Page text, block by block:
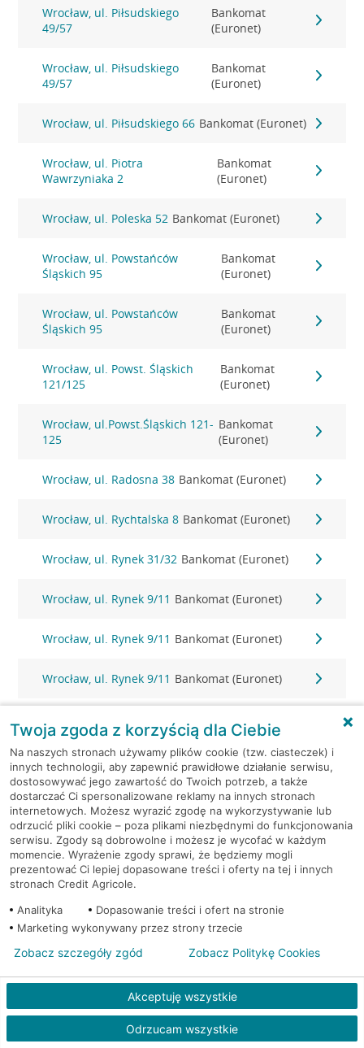
Wrocław, ul. Piłsudskiego
49/57
Bankomat
(Euronet)
Wrocław, ul. Piłsudskiego
49/57
Bankomat
(Euronet)
Wrocław, ul. Piłsudskiego 66 Bankomat (Euronet)
Wrocław, ul. Piotra
Wawrzyniaka 2
Bankomat
(Euronet)
Wrocław, ul. Poleska 52 Bankomat (Euronet)
Wrocław, ul. Powstańców
Śląskich 95
Bankomat
(Euronet)
Wrocław, ul. Powstańców
Śląskich 95
Bankomat
(Euronet)
Wrocław, ul. Powst. Śląskich
121/125
Bankomat
(Euronet)
Wrocław, ul.Powst.Śląskich 121-
125
Bankomat
(Euronet)
Wrocław, ul. Radosna 38 Bankomat (Euronet)
Wrocław, ul. Rychtalska 8 Bankomat (Euronet)
Wrocław, ul. Rynek 31/32 Bankomat (Euronet)
Wrocław, ul. Rynek 9/11 Bankomat (Euronet)
Wrocław, ul. Rynek 9/11 Bankomat (Euronet)
Wrocław, ul. Rynek 9/11 Bankomat (Euronet)
Wrocław, ul. Sieradzka 7 Bankomat (Euronet)
Wrocław, ul. Skarbowców 84a Bankomat (Euronet)
Wrocław, ul. Ślężna 118 Bankomat (Euronet)
Wrocław, ul. Słubicka 18 Bankomat (Euronet)
Wrocław, ul. Solskiego 46-48 Bankomat (Euronet)
Wrocław, ul. Średzka 32/34 Bankomat (Euronet)
Wrocław, ul. Średzka 32/34 Bankomat (Euronet)
Wrocław, ul. Średzka 41 Bankomat (Euronet)
Twoja zgoda z korzyścią dla Ciebie
Na naszych stronach używamy plików cookie (tzw. ciasteczek) i
innych technologii, aby zapewnić prawidłowe działanie serwisu,
dostosowywać jego zawartość do Twoich potrzeb, a także
dostarczać Ci spersonalizowane reklamy na innych stronach
internetowych. Możesz wyrazić zgodę na wykorzystywanie lub
odrzucić pliki cookie – poza plikami niezbędnymi do funkcjonowania
serwisu. Zgody są dobrowolne i możesz je wycofać w każdym
momencie. Wyrażenie zgody sprawi, że będziemy mogli
prezentować Ci lepiej dopasowane treści i oferty na tej i innych
stronach Credit Agricole.
Analityka
Dopasowanie treści i ofert na stronie
Marketing wykonywany przez strony trzecie
Akceptuję wszystkie
Odrzucam wszystkie
Zobacz szczegóły zgód Zobacz Politykę Cookies